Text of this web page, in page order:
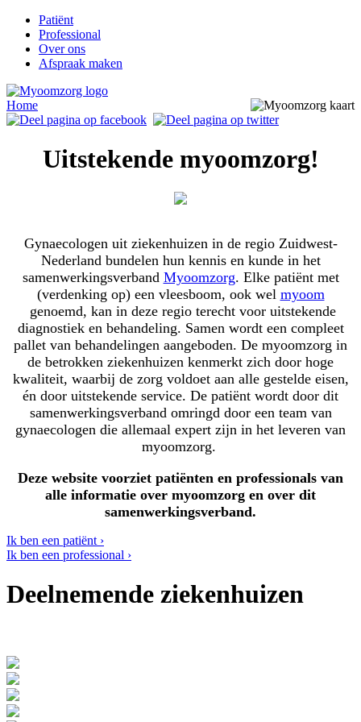
Patiënt
Professional
Over ons
Afspraak maken
Home
Uitstekende myoomzorg!
Gynaecologen uit ziekenhuizen in de regio Zuidwest-
Nederland bundelen hun kennis en kunde in het
samenwerkingsverband Myoomzorg. Elke patiënt met
(verdenking op) een vleesboom, ook wel myoom
genoemd, kan in deze regio terecht voor uitstekende
diagnostiek en behandeling. Samen wordt een compleet
pallet van behandelingen aangeboden. De myoomzorg in
de betrokken ziekenhuizen kenmerkt zich door hoge
kwaliteit, waarbij de zorg voldoet aan alle gestelde eisen,
én door uitstekende service. De patiënt wordt door dit
samenwerkingsverband omringd door een team van
gynaecologen die allemaal expert zijn in het leveren van
myoomzorg.
Deze website voorziet patiënten en professionals van
alle informatie over myoomzorg en over dit
samenwerkingsverband.
Ik ben een patiënt ›
Ik ben een professional ›
Deelnemende ziekenhuizen